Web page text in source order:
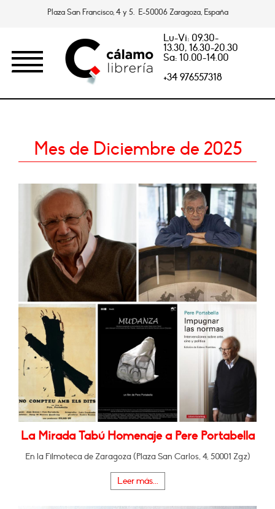
Plaza San Francisco, 4 y 5. E-50006 Zaragoza, España
Lu-Vi: 09.30-
13.30, 16.30-20.30
Sa: 10.00-14.00
+34 976557318
Mes de Diciembre de 2025
La Mirada Tabú Homenaje a Pere Portabella
En la Filmoteca de Zaragoza (Plaza San Carlos, 4, 50001 Zgz)
Leer más...